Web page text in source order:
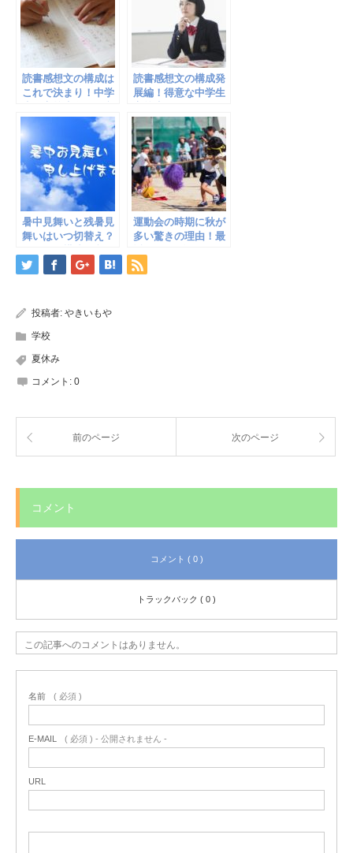
読書感想文の構成は
これで決まり！中学
章術
読書感想文の構成発
展編！得意な中学生
文章を
暑中見舞いと残暑見
舞いはいつ切替え？
もどうぞ
運動会の時期に秋が
多い驚きの理由！最
ている
投稿者: やきいもや
学校
夏休み
コメント: 0
前のページ 次のページ
コメント
コメント ( 0 )
トラックバック ( 0 )
この記事へのコメントはありません。
名前 ( 必須 )
E-MAIL ( 必須 ) - 公開されません -
URL